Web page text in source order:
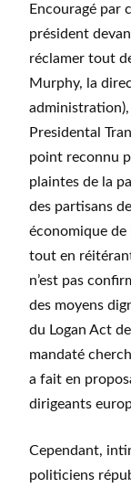
Encouragé par
président
réclamer tout
Murphy, la
Presidental
point reconnu
plaintes de la
des partisans
économique
tout en
n’est pas
des moyens
du Logan Act
mandaté
a fait en
dirigeants
Cependant,
politiciens